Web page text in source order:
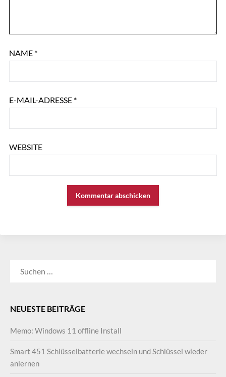
NAME *
E-MAIL-ADRESSE *
WEBSITE
NEUESTE BEITRÄGE
Memo: Windows 11 offline Install
Smart 451 Schlüsselbatterie wechseln und Schlüssel wieder
anlernen